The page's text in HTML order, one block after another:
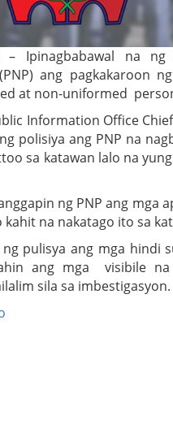
– Ipinagbabawal na ng
ang pagkakaroon
at non-uniformed
Information Office Chief
polisiya ang PNP na
sa katawan lalo na
ng PNP ang mga
na nakatago ito sa
pulisya ang mga hindi
ang mga visibile
sila sa imbestigasyon.